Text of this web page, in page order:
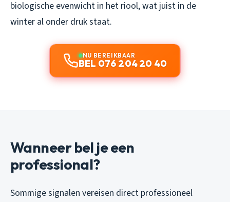
biologische evenwicht in het riool, wat juist in de
winter al onder druk staat.
NU BEREIKBAAR
BEL 076 204 20 40
Wanneer bel je een
professional?
Sommige signalen vereisen direct professioneel